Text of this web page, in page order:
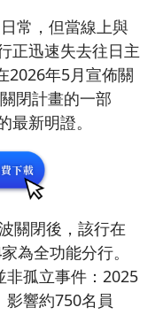
常，但當線上與
正迅速失去往日主
2026年5月宣佈關
閉計畫的一部
新明證。
關閉後，該行在
為全功能分行。
非孤立事件：2025
響約750名員